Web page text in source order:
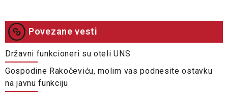
Povezane vesti
Državni funkcioneri su oteli UNS
Gospodine Rakočeviću, molim vas podnesite ostavku
na javnu funkciju